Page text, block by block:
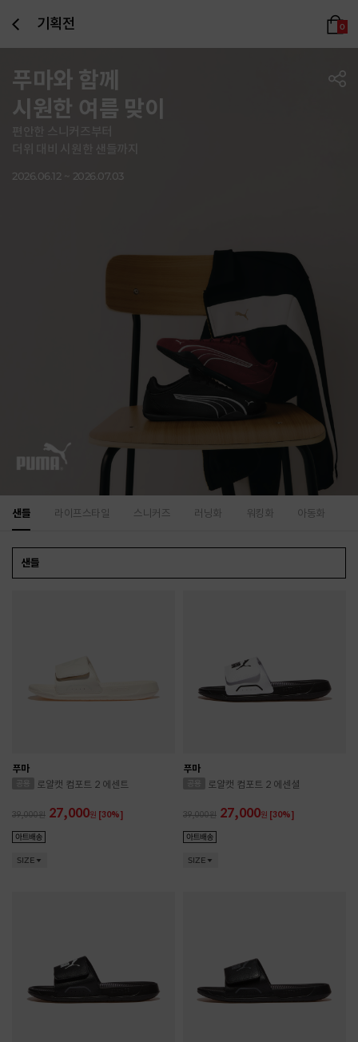
기획전 0
푸마와 함께
시원한 여름 맞이
2026.06.12 ~ 2026.07.03
샌들 라이프스타일 스니커즈 러닝화 워킹화 아동화
샌들
푸마
로얄캣 컴포트 2 에센트
39,000 27,000원 [30%]
SIZE
푸마
로얄캣 컴포트 2 에센셜
39,000 27,000원 [30%]
SIZE